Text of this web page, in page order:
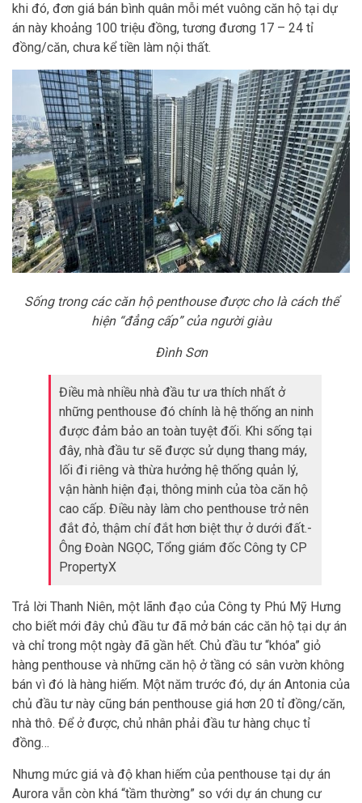
khi đó, đơn giá bán bình quân mỗi mét vuông căn hộ tại dự
án này khoảng 100 triệu đồng, tương đương 17 – 24 tỉ
đồng/căn, chưa kể tiền làm nội thất.
Sống trong các căn hộ penthouse được cho là cách thể
hiện “đẳng cấp” của người giàu
Đình Sơn
Điều mà nhiều nhà đầu tư ưa thích nhất ở
những penthouse đó chính là hệ thống an ninh
được đảm bảo an toàn tuyệt đối. Khi sống tại
đây, nhà đầu tư sẽ được sử dụng thang máy,
lối đi riêng và thừa hưởng hệ thống quản lý,
vận hành hiện đại, thông minh của tòa căn hộ
cao cấp. Điều này làm cho penthouse trở nên
đắt đỏ, thậm chí đắt hơn biệt thự ở dưới đất.-
Ông Đoàn NGỌC, Tổng giám đốc Công ty CP
PropertyX
Trả lời Thanh Niên, một lãnh đạo của Công ty Phú Mỹ Hưng
cho biết mới đây chủ đầu tư đã mở bán các căn hộ tại dự án
và chỉ trong một ngày đã gần hết. Chủ đầu tư “khóa” giỏ
hàng penthouse và những căn hộ ở tầng có sân vườn không
bán vì đó là hàng hiếm. Một năm trước đó, dự án Antonia của
chủ đầu tư này cũng bán penthouse giá hơn 20 tỉ đồng/căn,
nhà thô. Để ở được, chủ nhân phải đầu tư hàng chục tỉ
đồng…
Nhưng mức giá và độ khan hiếm của penthouse tại dự án
Aurora vẫn còn khá “tầm thường” so với dự án chung cư